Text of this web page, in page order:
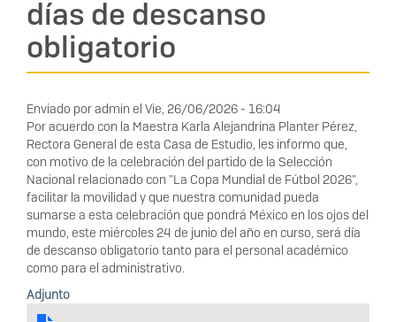
días de descanso
obligatorio
Enviado poradmin el Vie, 26/06/2026 - 16:04
Por acuerdo con la Maestra Karla Alejandrina Planter Pérez,
Rectora General de esta Casa de Estudio, les informo que,
con motivo de la celebración del partido de la Selección
Nacional relacionado con "La Copa Mundial de Fútbol 2026",
facilitar la movilidad y que nuestra comunidad pueda
sumarse a esta celebración que pondrá México en los ojos del
mundo, este miércoles 24 de junio del año en curso, será día
de descanso obligatorio tanto para el personal académico
como para el administrativo.
Adjunto